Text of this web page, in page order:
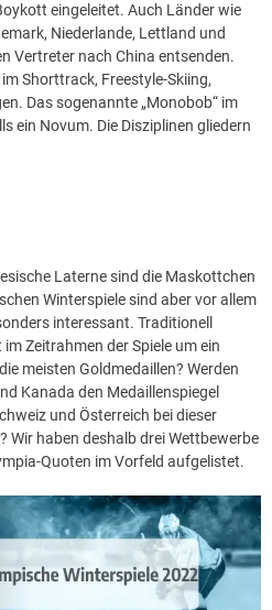
eingeleitet. Auch Länder wie
Niederlande, Lettland und
Vertreter nach China entsenden.
Shorttrack, Freestyle-Skiing,
Das sogenannte „Monobob“ im
ein Novum. Die Disziplinen gliedern
Laterne sind die Maskottchen
Winterspiele sind aber vor allem
interessant. Traditionell
Zeitrahmen der Spiele um ein
meisten Goldmedaillen? Werden
Kanada den Medaillenspiegel
und Österreich bei dieser
Wir haben deshalb drei Wettbewerbe
Quoten im Vorfeld aufgelistet.